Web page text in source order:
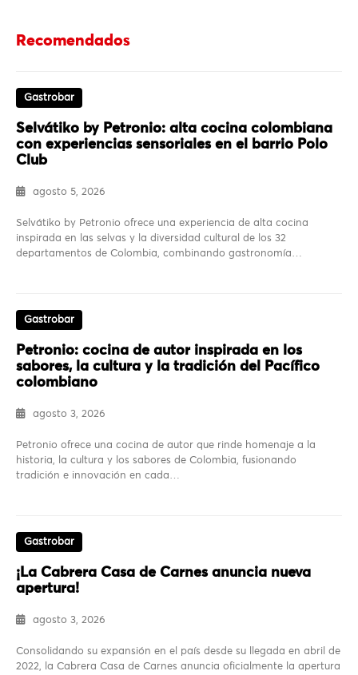
Recomendados
Gastrobar
Selvátiko by Petronio: alta cocina colombiana
con experiencias sensoriales en el barrio Polo
Club
agosto 5, 2026
Selvátiko by Petronio ofrece una experiencia de alta cocina
inspirada en las selvas y la diversidad cultural de los 32
departamentos de Colombia, combinando gastronomía…
Gastrobar
Petronio: cocina de autor inspirada en los
sabores, la cultura y la tradición del Pacífico
colombiano
agosto 3, 2026
Petronio ofrece una cocina de autor que rinde homenaje a la
historia, la cultura y los sabores de Colombia, fusionando
tradición e innovación en cada…
Gastrobar
¡La Cabrera Casa de Carnes anuncia nueva
apertura!
agosto 3, 2026
Consolidando su expansión en el país desde su llegada en abril de
2022, la Cabrera Casa de Carnes anuncia oficialmente la apertura